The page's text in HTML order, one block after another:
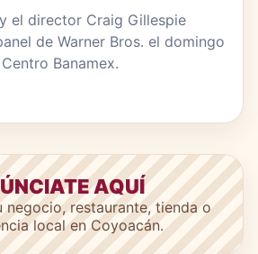
el director Craig Gillespie
de Warner Bros. el domingo
Banamex.
AQUÍ
negocio, restaurante, tienda o
local en Coyoacán.